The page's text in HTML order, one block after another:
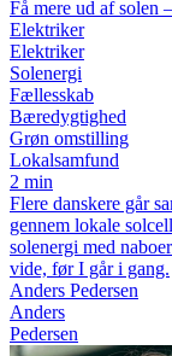
Få mere ud af solen
Elektriker
Elektriker
Solenergi
Fællesskab
Bæredygtighed
Grøn omstilling
Lokalsamfund
2 min
Flere danskere går
gennem lokale
solenergi med
vide, før I går i gang.
Anders Pedersen
Anders
Pedersen